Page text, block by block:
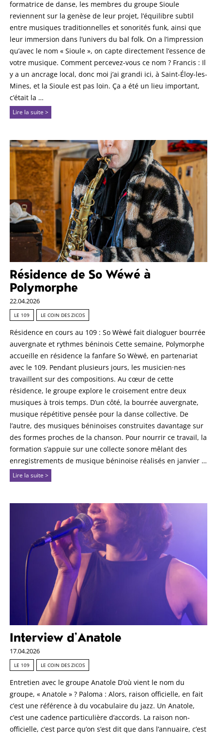
formatrice de danse, les membres du groupe Sioule
reviennent sur la genèse de leur projet, l’équilibre subtil
entre musiques traditionnelles et sonorités funk, ainsi que
leur immersion dans l’univers du bal folk. On a l’impression
qu’avec le nom « Sioule », on capte directement l’essence de
votre musique. Comment percevez-vous ce nom ? Francis : Il
y a un ancrage local, donc moi j’ai grandi ici, à Saint-Éloy-les-
Mines, et la Sioule est pas loin. Ça a été un lieu important,
c’était la …
Lire la suite >
Résidence de So Wéwé à
Polymorphe
22.04.2026
LE 109 LE COIN DES ZICOS
Résidence en cours au 109 : So Wèwé fait dialoguer bourrée
auvergnate et rythmes béninois Cette semaine, Polymorphe
accueille en résidence la fanfare So Wèwé, en partenariat
avec le 109. Pendant plusieurs jours, les musicien·nes
travaillent sur des compositions. Au cœur de cette
résidence, le groupe explore le croisement entre deux
musiques à trois temps. D’un côté, la bourrée auvergnate,
musique répétitive pensée pour la danse collective. De
l’autre, des musiques béninoises construites davantage sur
des formes proches de la chanson. Pour nourrir ce travail, la
formation s’appuie sur une collecte sonore mêlant des
enregistrements de musique béninoise réalisés en janvier …
Lire la suite >
Interview d’Anatole
17.04.2026
LE 109 LE COIN DES ZICOS
Entretien avec le groupe Anatole D’où vient le nom du
groupe, « Anatole » ? Paloma : Alors, raison officielle, en fait
c’est une référence à du vocabulaire du jazz. Un Anatole,
c’est une cadence particulière d’accords. La raison non-
officielle, c’est parce qu’on s’est dit que dans l’annuaire, c’est